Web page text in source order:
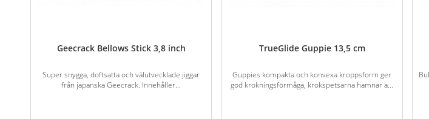
Geecrack Bellows Stick 3,8 inch
Super snygga, doftsatta och välutvecklade jiggar
från japanska Geecrack. Innehåller...
TrueGlide Guppie 13,5 cm
Guppies kompakta och konvexa kroppsform ger
god krokningsförmåga, krokspetsarna hamnar a...